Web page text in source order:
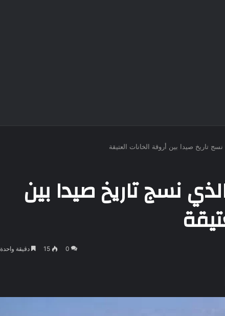
تاريخ صيدا بين أروقة الخانات العتيقة
نسج تاريخ صيدا بين
0
15 دقيقة واحدة
طباعة